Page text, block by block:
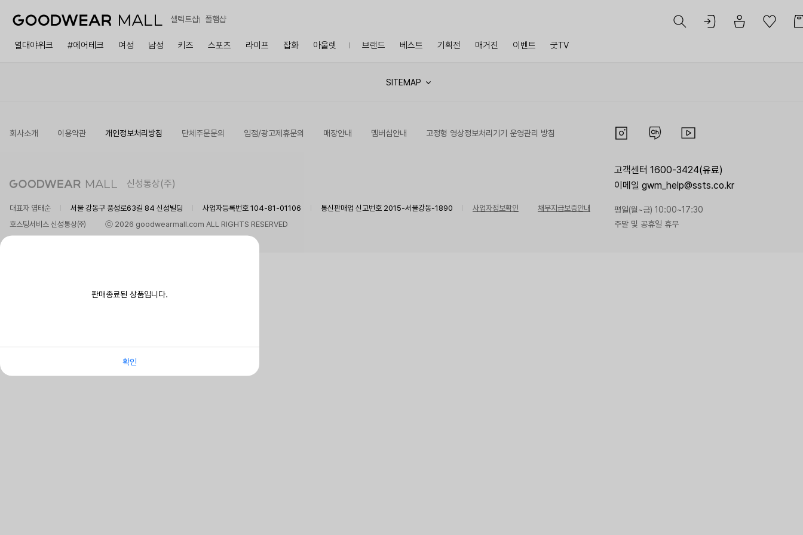
셀렉트샵 폴햄샵
열대야위크 #에어테크 여성 남성 키즈 스포츠 라이프 잡화 아울렛 브랜드 베스트 기획전 매거진 이벤트 굿TV
판매종료된 상품입니다.
확인
SITEMAP
회사소개 이용약관 개인정보처리방침 단체주문문의 입점/광고제휴문의 매장안내 멤버십안내 고정형 영상정보처리기기 운영관리 방침
신성통상(주)
대표자 염태순 서울 강동구 풍성로63길 84 신성빌딩 사업자등록번호 104-81-01106 통신판매업 신고번호 2015-서울강동-1890 사업자정보확인
채무지급보증안내
호스팅서비스 신성통상㈜
ⓒ 2026 goodwearmall.com ALL RIGHTS RESERVED
고객센터 1600-3424(유료)
이메일 gwm_help@ssts.co.kr
평일(월~금) 10:00~17:30
주말 및 공휴일 휴무